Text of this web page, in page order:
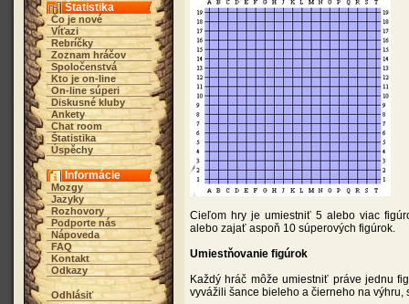
Štatistika
Čo je nové
Víťazi
Rebríčky
Zoznam hráčov
Spoločenstvá
Kto je on-line
On-line súperi
Diskusné kluby
Ankety
Chat room
Štatistika
Úspěchy
Informácie
Mozgy
Jazyky
Rozhovory
Podporte nás
Nápoveda
FAQ
Kontakt
Odkazy
Odhlásiť
Cieľom hry je umiestniť 5 alebo viac
alebo zajať aspoň 10 súperových figúrok.
Umiestňovanie figúrok
Každý hráč môže umiestniť práve jednu
vyvážili šance bieleho a čierneho na výhru,